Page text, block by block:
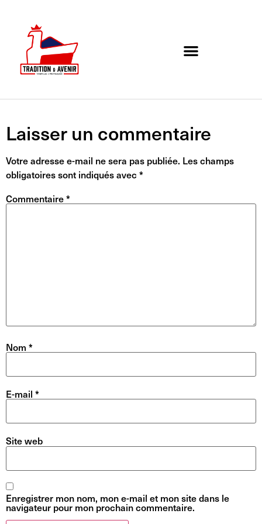
Laisser un commentaire
Votre adresse e-mail ne sera pas publiée. Les champs
obligatoires sont indiqués avec *
Commentaire*
Nom *
E-mail *
Site web
Enregistrer mon nom, mon e-mail et mon site dans le
navigateur pour mon prochain commentaire.